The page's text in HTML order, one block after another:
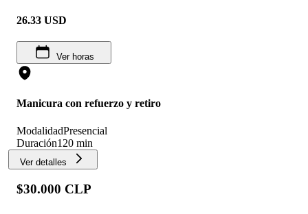
26.33 USD
Ver horas
Manicura con refuerzo y retiro
ModalidadPresencial
Duración120 min
Ver detalles
$30.000 CLP